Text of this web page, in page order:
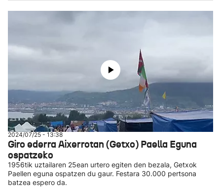
2024/07/25 - 13:38
Giro ederra Aixerrotan (Getxo) Paella Eguna
ospatzeko
1956tik uztailaren 25ean urtero egiten den bezala, Getxok
Paellen eguna ospatzen du gaur. Festara 30.000 pertsona
batzea espero da.